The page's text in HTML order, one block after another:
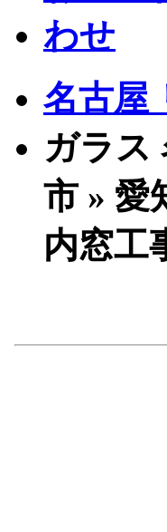
名古屋
ガラス
市 » 愛
内窓工